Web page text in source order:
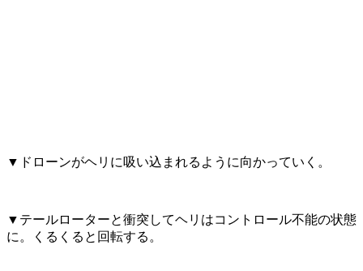
▼ドローンがヘリに吸い込まれるように向かっていく。
▼テールローターと衝突してヘリはコントロール不能の状態
に。くるくると回転する。